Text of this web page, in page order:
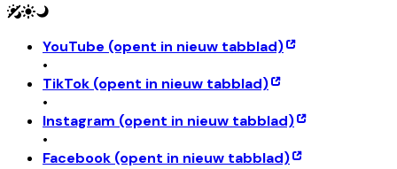
YouTube (opent in nieuw tabblad)
•
TikTok (opent in nieuw tabblad)
•
Instagram (opent in nieuw tabblad)
•
Facebook (opent in nieuw tabblad)